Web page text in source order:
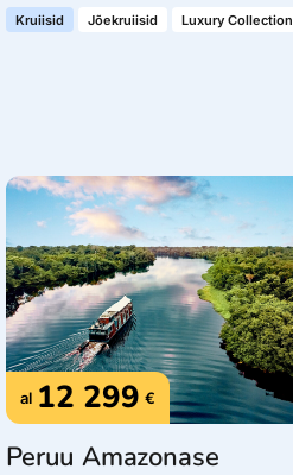
Kruiisid Jõekruiisid Luxury Collection
al 12 299 €
Peruu Amazonase